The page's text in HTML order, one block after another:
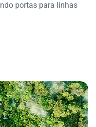
portas para linhas